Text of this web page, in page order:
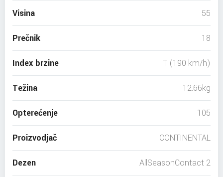
Visina 55
Prečnik 18
Index brzine T (190 km/h)
Težina 12.66kg
Opterećenje 105
Proizvodjač CONTINENTAL
Dezen AllSeasonContact 2